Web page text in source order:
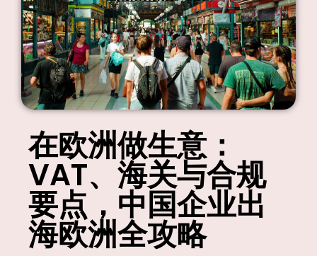
在欧洲做生意：
VAT、海关与合规
要点，中国企业出
海欧洲全攻略